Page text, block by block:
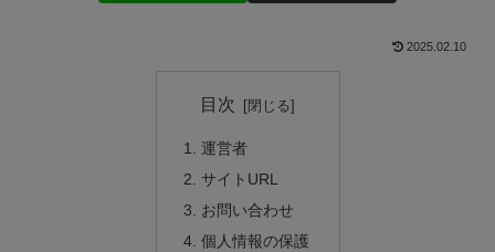
2025.02.10
目次
運営者
サイトURL
お問い合わせ
個人情報の保護